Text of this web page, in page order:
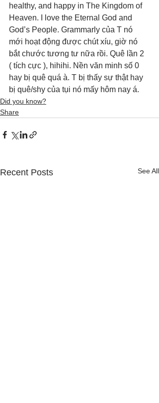
healthy, and happy in The Kingdom of
Heaven. I love the Eternal God and
God’s People. Grammarly của T nó
mới hoạt động được chút xíu, giờ nó
bắt chước tương tư nữa rồi. Quê lần 2
( tích cực ), hihihi. Nền văn minh số 0
hay bị quê quá à. T bị thấy sự thật hay
bị quê/shy của tụi nó mấy hôm nay á.
Did you know?
Share
Recent Posts See All